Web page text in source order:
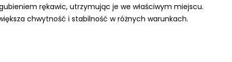
rękawic, utrzymując je we właściwym miejscu.
chwytność i stabilność w różnych warunkach.